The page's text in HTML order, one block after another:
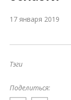
17 января 2019
Тэги
Поделиться: